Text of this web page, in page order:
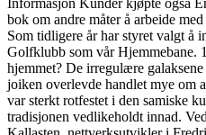
bok om andre måter å arbeide
Som tidligere år har styret valgt å
Golfklubb som vår Hjemmebane.
hjemmet? De irregulære
joiken overlevde handlet mye om
var sterkt rotfestet i den samiske
tradisjonen vedlikeholdt innad.